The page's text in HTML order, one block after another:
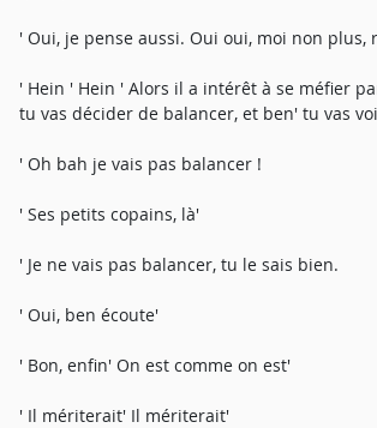
' Oui, je pense aussi. Oui oui, moi non plus,
' Hein ' Hein ' Alors il a intérêt à se méfier
tu vas décider de balancer, et ben' tu vas
' Oh bah je vais pas balancer !
' Ses petits copains, là'
' Je ne vais pas balancer, tu le sais bien.
' Oui, ben écoute'
' Bon, enfin' On est comme on est'
' Il mériterait' Il mériterait'